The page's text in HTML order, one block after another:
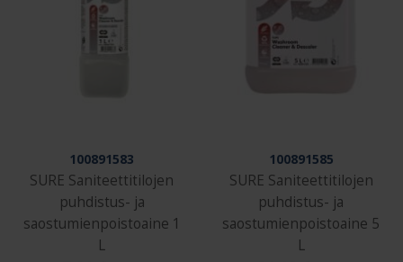
100891583
SURE Saniteettitilojen
puhdistus- ja
saostumienpoistoaine 1
L
100891585
SURE Saniteettitilojen
puhdistus- ja
saostumienpoistoaine 5
L